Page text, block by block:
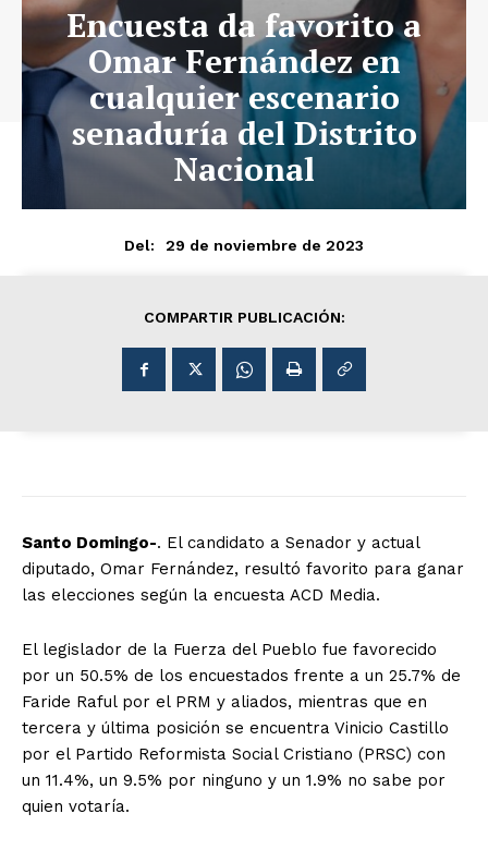
Encuesta da favorito a
Omar Fernández en
cualquier escenario
senaduría del Distrito
Nacional
Del: 29 de noviembre de 2023
COMPARTIR PUBLICACIÓN:
Santo Domingo-. El candidato a Senador y actual
diputado, Omar Fernández, resultó favorito para ganar
las elecciones según la encuesta ACD Media.
El legislador de la Fuerza del Pueblo fue favorecido
por un 50.5% de los encuestados frente a un 25.7% de
Faride Raful por el PRM y aliados, mientras que en
tercera y última posición se encuentra Vinicio Castillo
por el Partido Reformista Social Cristiano (PRSC) con
un 11.4%, un 9.5% por ninguno y un 1.9% no sabe por
quien votaría.